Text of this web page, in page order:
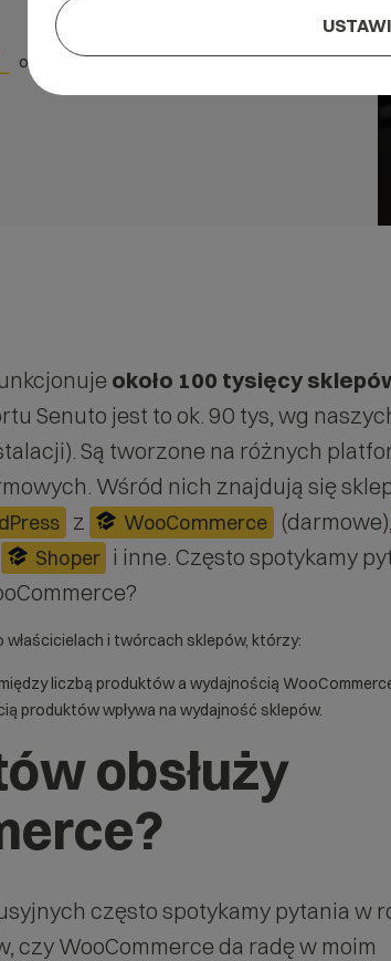
ok. min
około 100 tysięcy
Senuto jest to ok. 90 tys, wg
Są tworzone na różnych
Wśród nich znajdują się
z WooCommerce (darmowe),
Shoper i inne. Często spotykamy
właścicielach i twórcach sklepów, którzy:
liczbą produktów a wydajnością
produktów wpływa na wydajność sklepów.
obsłuży
często spotykamy pytania w
czy WooCommerce da radę w moim